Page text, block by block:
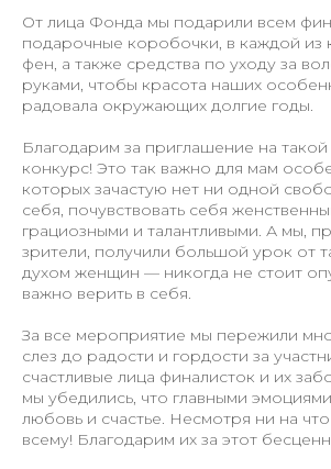
От лица Фонда мы подарили всем
подарочные коробочки, в каждой из
фен, а также средства по уходу за
руками, чтобы красота наших
радовала окружающих долгие годы.
Благодарим за приглашение на такой
конкурс! Это так важно для мам
которых зачастую нет ни одной
себя, почувствовать себя
грациозными и талантливыми. А мы,
зрители, получили большой урок от
духом женщин — никогда не стоит
важно верить в себя.
За все мероприятие мы пережили
слез до радости и гордости за
счастливые лица финалисток и их
мы убедились, что главными
любовь и счастье. Несмотря ни на
всему! Благодарим их за этот
+7 (977) 808-56-88
+7 (977) 808-36-88